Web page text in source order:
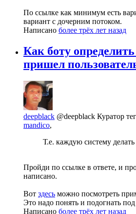
По ссылке как минимум есть
вариант с дочерним потоком.
Написано более трёх лет назад
Как боту определить
пришел
deepblack @deepblack Куратор
mandico,
Т.е. каждую систему
Пройди по ссылке в ответе, и
написано.
Вот здесь можно посмотреть
Это надо понять и подогнать
Написано более трёх лет назад